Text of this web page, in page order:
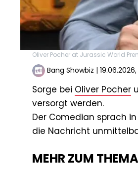
Oliver Pocher at Jurassic World
Bang Showbiz |
Sorge bei Oliver Pocher
versorgt werden.
Der Comedian sprach
die Nachricht
MEHR ZUM THEMA